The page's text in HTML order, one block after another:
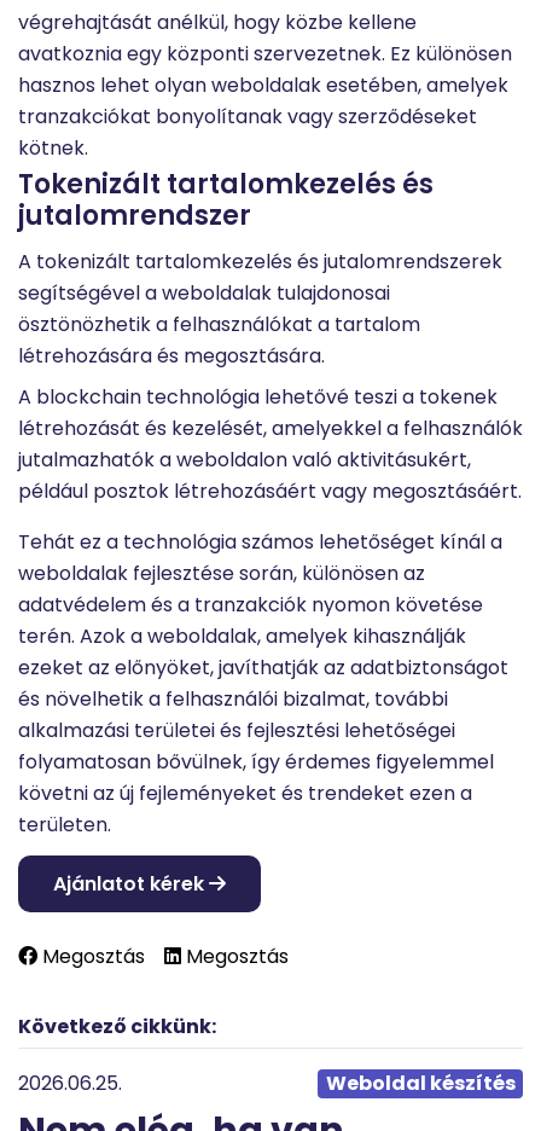
végrehajtását anélkül, hogy közbe kellene
avatkoznia egy központi szervezetnek. Ez különösen
hasznos lehet olyan weboldalak esetében, amelyek
tranzakciókat bonyolítanak vagy szerződéseket
kötnek.
Tokenizált tartalomkezelés és
jutalomrendszer
A tokenizált tartalomkezelés és jutalomrendszerek
segítségével a weboldalak tulajdonosai
ösztönözhetik a felhasználókat a tartalom
létrehozására és megosztására.
A blockchain technológia lehetővé teszi a tokenek
létrehozását és kezelését, amelyekkel a felhasználók
jutalmazhatók a weboldalon való aktivitásukért,
például posztok létrehozásáért vagy megosztásáért.
Tehát ez a technológia számos lehetőséget kínál a
weboldalak fejlesztése során, különösen az
adatvédelem és a tranzakciók nyomon követése
terén. Azok a weboldalak, amelyek kihasználják
ezeket az előnyöket, javíthatják az adatbiztonságot
és növelhetik a felhasználói bizalmat, további
alkalmazási területei és fejlesztési lehetőségei
folyamatosan bővülnek, így érdemes figyelemmel
követni az új fejleményeket és trendeket ezen a
területen.
Ajánlatot kérek
Megosztás Megosztás
Következő cikkünk:
2026.06.25. Weboldal készítés